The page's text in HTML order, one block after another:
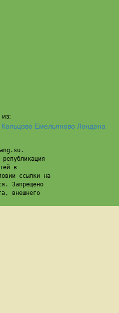
Кольцово Емельяново Лондона
в
ссылки на
Запрещено
внешнего